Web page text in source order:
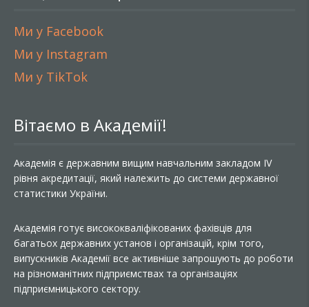
Ми у Facebook
Ми у Instagram
Ми у TikTok
Вітаємо в Академії!
Академія є державним вищим навчальним закладом IV
рівня акредитації, який належить до системи державної
статистики України.
Академія готує висококваліфікованих фахівців для
багатьох державних установ і організацій, крім того,
випускників Академії все активніше запрошують до роботи
на різноманітних підприємствах та організаціях
підприємницького сектору.